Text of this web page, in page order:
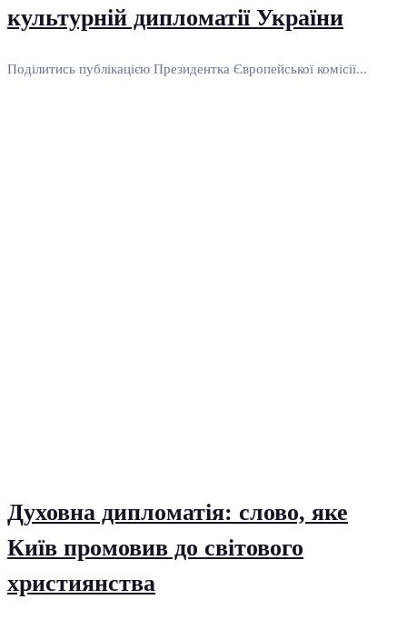
культурній дипломатії України
Поділитись публікацією Президентка Європейської комісії...
Духовна дипломатія: слово, яке
Київ промовив до світового
християнства